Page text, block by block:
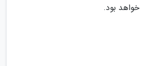
بود.